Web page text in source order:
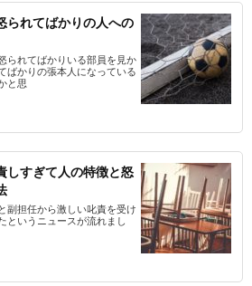
られてばかりの人への
られてばかりいる部員を見か
ばかりの張本人になっている
と思
しすぎて人の特徴と怒
副担任から激しい叱責を受け
というニュースが流れまし